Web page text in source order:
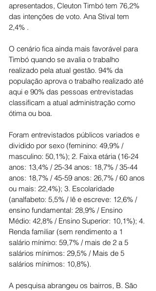
apresentados, Cleuton Timbó tem 76,2%
das intenções de voto. Ana Stival tem
2,4% .
O cenário fica ainda mais favorável para
Timbó quando se avalia o trabalho
realizado pela atual gestão. 94% da
população aprova o trabalho realizado até
aqui e 90% das pessoas entrevistadas
classificam a atual administração como
ótima ou boa.
Foram entrevistados públicos variados e
dividido por sexo (feminino: 49,9% /
masculino: 50,1%); 2. Faixa etária (16-24
anos: 13,4% / 25-34 anos: 18,7% / 35-44
anos: 18,7% / 45-59 anos: 26,7% / 60 anos
ou mais: 22,4%); 3. Escolaridade
(analfabeto: 5,5% / lê e escreve: 12,6% /
ensino fundamental: 28,9% / Ensino
Médio: 42,8% / Ensino Superior: 10,1%); 4.
Renda familiar (sem rendimento a 1
salário mínimo: 59,7% / mais de 2 a 5
salários mínimos: 29,5% / Mais de 5
salários mínimos: 10,8%).
A pesquisa abrangeu os bairros, B. São